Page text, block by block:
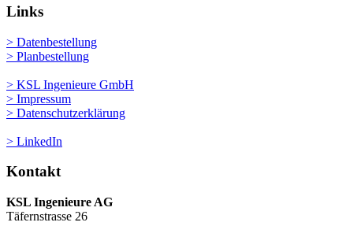
Links
> Datenbestellung
> Planbestellung
> KSL Ingenieure GmbH
> Impressum
> Datenschutzerklärung
> LinkedIn
Kontakt
KSL Ingenieure AG
Täfernstrasse 26